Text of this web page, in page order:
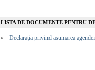
LISTA DE DOCUMENTE PENTRU
Declarația privind asumarea